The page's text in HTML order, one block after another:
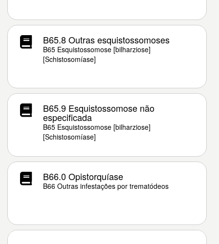
B65.8 Outras esquistossomoses
B65 Esquistossomose [bilharziose]
[Schistosomíase]
B65.9 Esquistossomose não
especificada
B65 Esquistossomose [bilharziose]
[Schistosomíase]
B66.0 Opistorquíase
B66 Outras infestações por trematódeos